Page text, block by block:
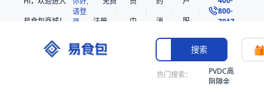
易食包商城！
请登
录
注册
中
消
息
服
务
800-
7017
搜索
热门搜索：
PVDC高
阻隔金